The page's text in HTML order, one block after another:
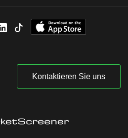
Kontaktieren Sie uns